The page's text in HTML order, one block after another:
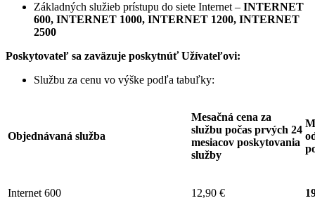
Základných služieb prístupu do siete Internet – INTERNET
600, INTERNET 1000, INTERNET 1200, INTERNET
2500
Poskytovateľ sa zaväzuje poskytnúť Užívateľovi:
Službu za cenu vo výške podľa tabuľky:
Objednávaná služba
Mesačná cena za
službu počas prvých 24
mesiacov poskytovania
služby
Internet 600 12,90 €